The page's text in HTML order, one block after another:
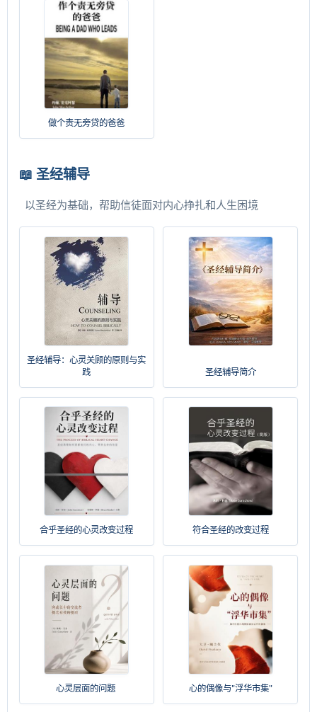
做个责无旁贷的爸爸
📖 圣经辅导
以圣经为基础，帮助信徒面对内心挣扎和人生困境
圣经辅导：心灵关顾的原则与实
践
圣经辅导简介
合乎圣经的心灵改变过程 符合圣经的改变过程
心灵层面的问题 心的偶像与"浮华市集"